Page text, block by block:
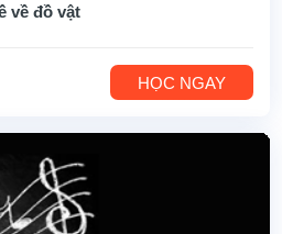
về đồ vật
HỌC NGAY